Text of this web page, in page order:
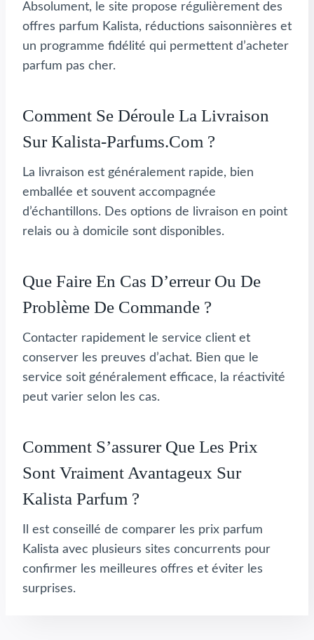
Absolument, le site propose régulièrement des
offres parfum Kalista, réductions saisonnières et
un programme fidélité qui permettent d’acheter
parfum pas cher.
Comment Se Déroule La Livraison
Sur Kalista-Parfums.com ?
La livraison est généralement rapide, bien
emballée et souvent accompagnée
d’échantillons. Des options de livraison en point
relais ou à domicile sont disponibles.
Que Faire En Cas D’erreur Ou De
Problème De Commande ?
Contacter rapidement le service client et
conserver les preuves d’achat. Bien que le
service soit généralement efficace, la réactivité
peut varier selon les cas.
Comment S’assurer Que Les Prix
Sont Vraiment Avantageux Sur
Kalista Parfum ?
Il est conseillé de comparer les prix parfum
Kalista avec plusieurs sites concurrents pour
confirmer les meilleures offres et éviter les
surprises.